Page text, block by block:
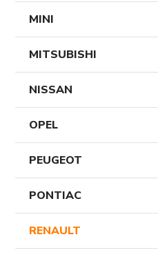
MINI
MITSUBISHI
NISSAN
OPEL
PEUGEOT
PONTIAC
RENAULT